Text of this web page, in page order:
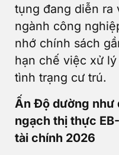
tụng đang diễn ra
ngành công
nhớ chính sách
hạn chế việc xử
tình trạng cư trú.
Ấn Độ dường như
ngạch thị thực
tài chính 2026